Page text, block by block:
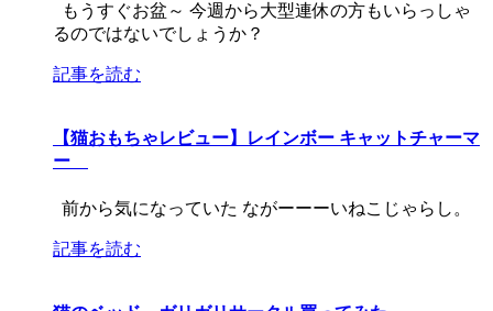
もうすぐお盆～ 今週から大型連休の方もいらっしゃ
るのではないでしょうか？
記事を読む
【猫おもちゃレビュー】レインボー キャットチャーマ
ー
前から気になっていた ながーーーいねこじゃらし。
記事を読む